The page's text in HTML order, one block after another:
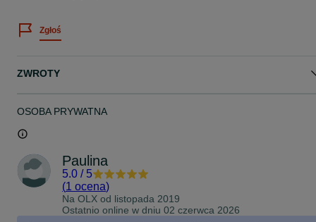
Zgłoś
ZWROTY
OSOBA PRYWATNA
Paulina
5.0 / 5
(1 ocena)
Na OLX od listopada 2019
Ostatnio online w dniu 02 czerwca 2026